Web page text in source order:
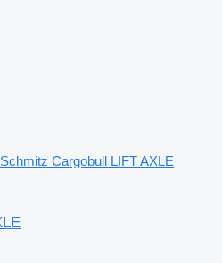
Schmitz Cargobull LIFT AXLE